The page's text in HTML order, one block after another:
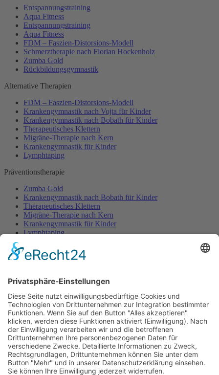
Entspannungstraining
Aqua Fitness
Entspannungstraining
Aqua Fitness
FDM – Faszien-Distorsions-Modell
Schmerztherapie nach Florian Hockenholz
Zumba Gold
Rückbildungsgymnastik
Alternative Therapien
FDM – Faszien-Distorsions-Modell
Krankengymnastik nach Vojta für Kinder
Krankengymnastik nach Bobath für Kinder
Therapeutisches Klettern
Migräne-Therapie nach Kern
Krankengymnastik für Kinder
Lymphtaping
Präventionstherapie
Zumba Gold
Krankengymnastik nach Bobath für Kinder
Therapeutisches Klettern
Migräne-Therapie nach Kern
Krankengymnastik für Kinder
Lymphtaping
Rücken Therapie
Aqua Fitness
FDM – Faszien-Distorsions-Modell
Zumba Gold
Rückbildungsgymnastik
Kinder Therapie
Krankengymnastik nach Vojta für Kinder
Krankengymnastik nach Bobath für Kinder
Krankengymnastik für Kinder